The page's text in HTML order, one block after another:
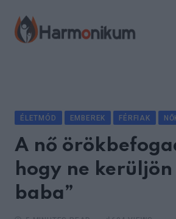
content
ÉLETMÓD EMBEREK FÉRFIAK
A nő
hogy ne
baba”